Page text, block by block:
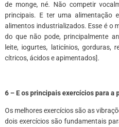
de monge, né. Não competir
principais. E ter uma alimentação
alimentos industrializados. Esse é o
do que não pode, principalmente
leite, iogurtes, laticínios, gorduras,
cítricos, ácidos e apimentados].
6 – E os principais exercícios para a
Os melhores exercícios são as
dois exercícios são fundamentais